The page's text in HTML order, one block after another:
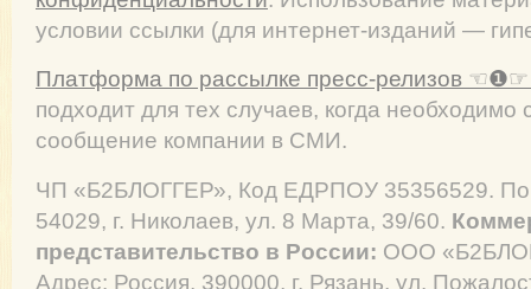
условии ссылки (для интернет-изданий —
Платформа по рассылке пресс-релизов ☜❶☞
подходит для тех случаев, когда необходимо
сообщение компании в СМИ.
ЧП «Б2БЛОГГЕР», Код ЕДРПОУ 35356529.
54029, г. Николаев, ул. 8 Марта, 39/60.
представительство в России: ООО
Адрес: Россия, 390000, г. Рязань, ул.